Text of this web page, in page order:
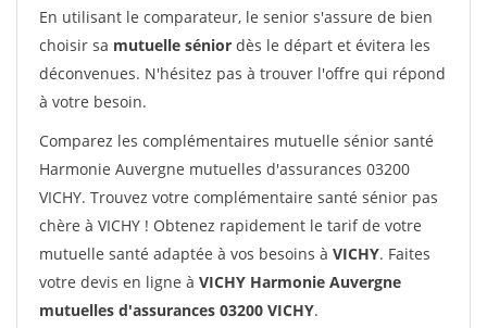
En utilisant le comparateur, le senior s'assure de bien
choisir sa mutuelle sénior dès le départ et évitera les
déconvenues. N'hésitez pas à trouver l'offre qui répond
à votre besoin.
Comparez les complémentaires mutuelle sénior santé
Harmonie Auvergne mutuelles d'assurances 03200
VICHY. Trouvez votre complémentaire santé sénior pas
chère à VICHY ! Obtenez rapidement le tarif de votre
mutuelle santé adaptée à vos besoins à VICHY. Faites
votre devis en ligne à VICHY Harmonie Auvergne
mutuelles d'assurances 03200 VICHY.